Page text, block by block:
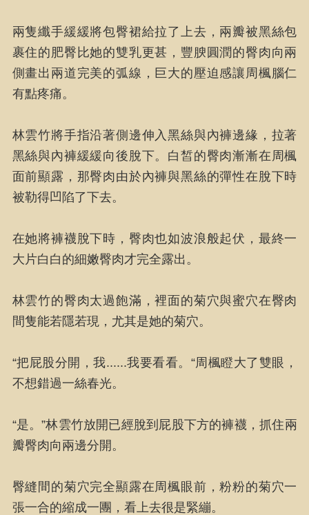
兩隻纖手緩緩將包臀裙給拉了上去，兩瓣被黑絲包
裹住的肥臀比她的雙乳更甚，豐腴圓潤的臀肉向兩
側畫出兩道完美的弧線，巨大的壓迫感讓周楓腦仁
有點疼痛。
林雲竹將手指沿著側邊伸入黑絲與內褲邊緣，拉著
黑絲與內褲緩緩向後脫下。白皙的臀肉漸漸在周楓
面前顯露，那臀肉由於內褲與黑絲的彈性在脫下時
被勒得凹陷了下去。
在她將褲襪脫下時，臀肉也如波浪般起伏，最終一
大片白白的細嫩臀肉才完全露出。
林雲竹的臀肉太過飽滿，裡面的菊穴與蜜穴在臀肉
間隻能若隱若現，尤其是她的菊穴。
“把屁股分開，我......我要看看。“周楓瞪大了雙眼，
不想錯過一絲春光。
“是。”林雲竹放開已經脫到屁股下方的褲襪，抓住兩
瓣臀肉向兩邊分開。
臀縫間的菊穴完全顯露在周楓眼前，粉粉的菊穴一
張一合的縮成一團，看上去很是緊繃。